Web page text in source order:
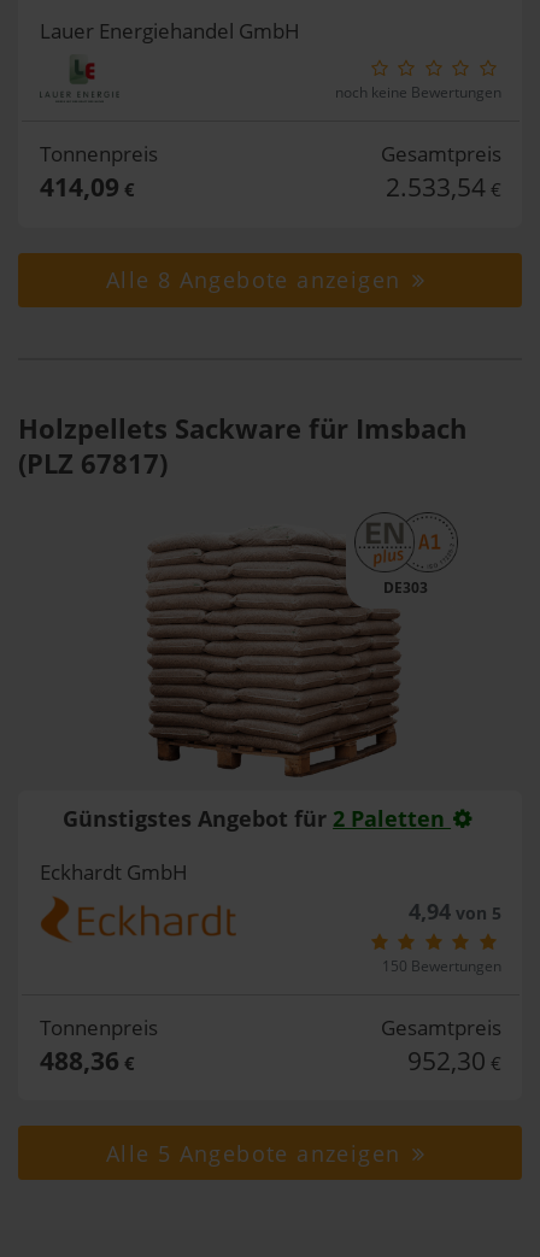
Lauer Energiehandel GmbH
noch keine Bewertungen
Tonnenpreis
414,09 €
Gesamtpreis
2.533,54 €
Alle 8 Angebote anzeigen
Holzpellets Sackware für Imsbach
(PLZ 67817)
DE303
Günstigstes Angebot für 2 Paletten
Eckhardt GmbH
4,94von 5
150 Bewertungen
Tonnenpreis
488,36 €
Gesamtpreis
952,30 €
Alle 5 Angebote anzeigen